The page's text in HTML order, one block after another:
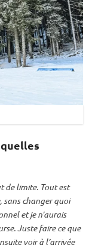
de limite. Tout est
sans changer quoi
et je n’aurais
Juste faire ce que
voir à l’arrivée